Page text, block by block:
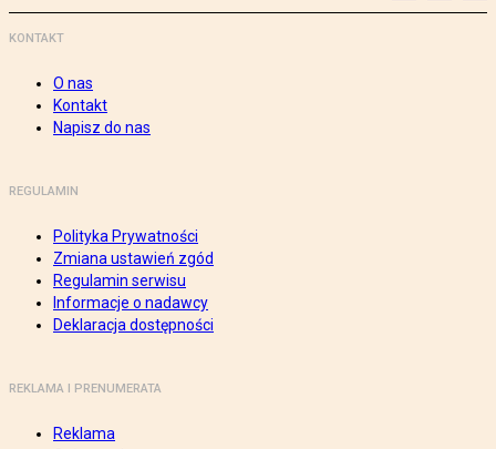
KONTAKT
O nas
Kontakt
Napisz do nas
REGULAMIN
Polityka Prywatności
Zmiana ustawień zgód
Regulamin serwisu
Informacje o nadawcy
Deklaracja dostępności
REKLAMA I PRENUMERATA
Reklama